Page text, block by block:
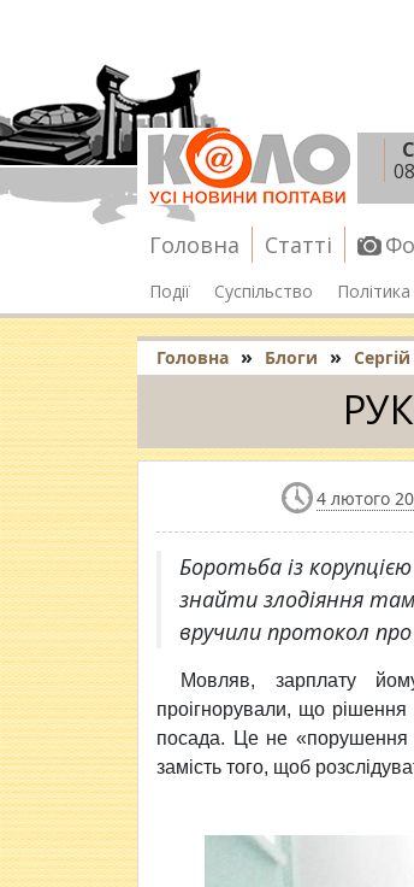
Головна Статті
Події Суспільство Політика
Головна » Блоги »
4 лютого
Боротьба із
знайти злодіяння
вручили протокол
Мовляв, зарплату
проігнорували, що рішення
посада. Це не «порушення
замість того, щоб